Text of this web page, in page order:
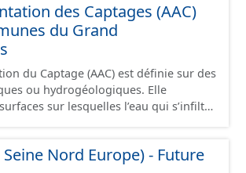
« feuilles de plan ». La parcelle
de base. C’est un terrain d’un seul
un même lieudit et appartenant à un
Le plan cadastral au format vecteur
de numérisation du plan
raster réalisée dans le cadre de
les collectivités territoriales. Les plans
des Captages (AAC)
du Grand
du Captage (AAC) est définie sur des
ou hydrogéologiques. Elle
sur lesquelles l’eau qui s’infiltre
un ouvrage de prélèvement destiné
Seine Nord Europe) - Future